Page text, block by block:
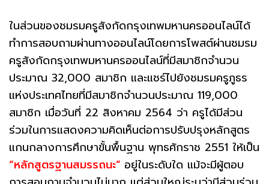
ในส่วนของชมรมครูสังกัดกรุงเทพมหานครออนไลน์ได้
ทำการสอบถามผ่านทางออนไลน์โดยการโพสต์ผ่านชมรม
ครูสังกัดกรุงเทพมหานครออนไลน์ที่มีสมาชิกจำนวน
ประมาณ 32,000 สมาชิก และแชร์ไปยังชมรมครูภูธร
แห่งประเทศไทยที่มีสมาชิกจำนวนประมาณ 119,000
สมาชิก เมื่อวันที่ 22 สิงหาคม 2564 ว่า ครูได้มีส่วน
ร่วมในการแสดงความคิดเห็นต่อการปรับปรุงหลักสูตร
แกนกลางการศึกษาขั้นพื้นฐาน พุทธศักราช 2551 ให้เป็น
“หลักสูตรฐานสมรรถนะ” อยู่ในระดับใด แม้จะมีผู้ตอบ